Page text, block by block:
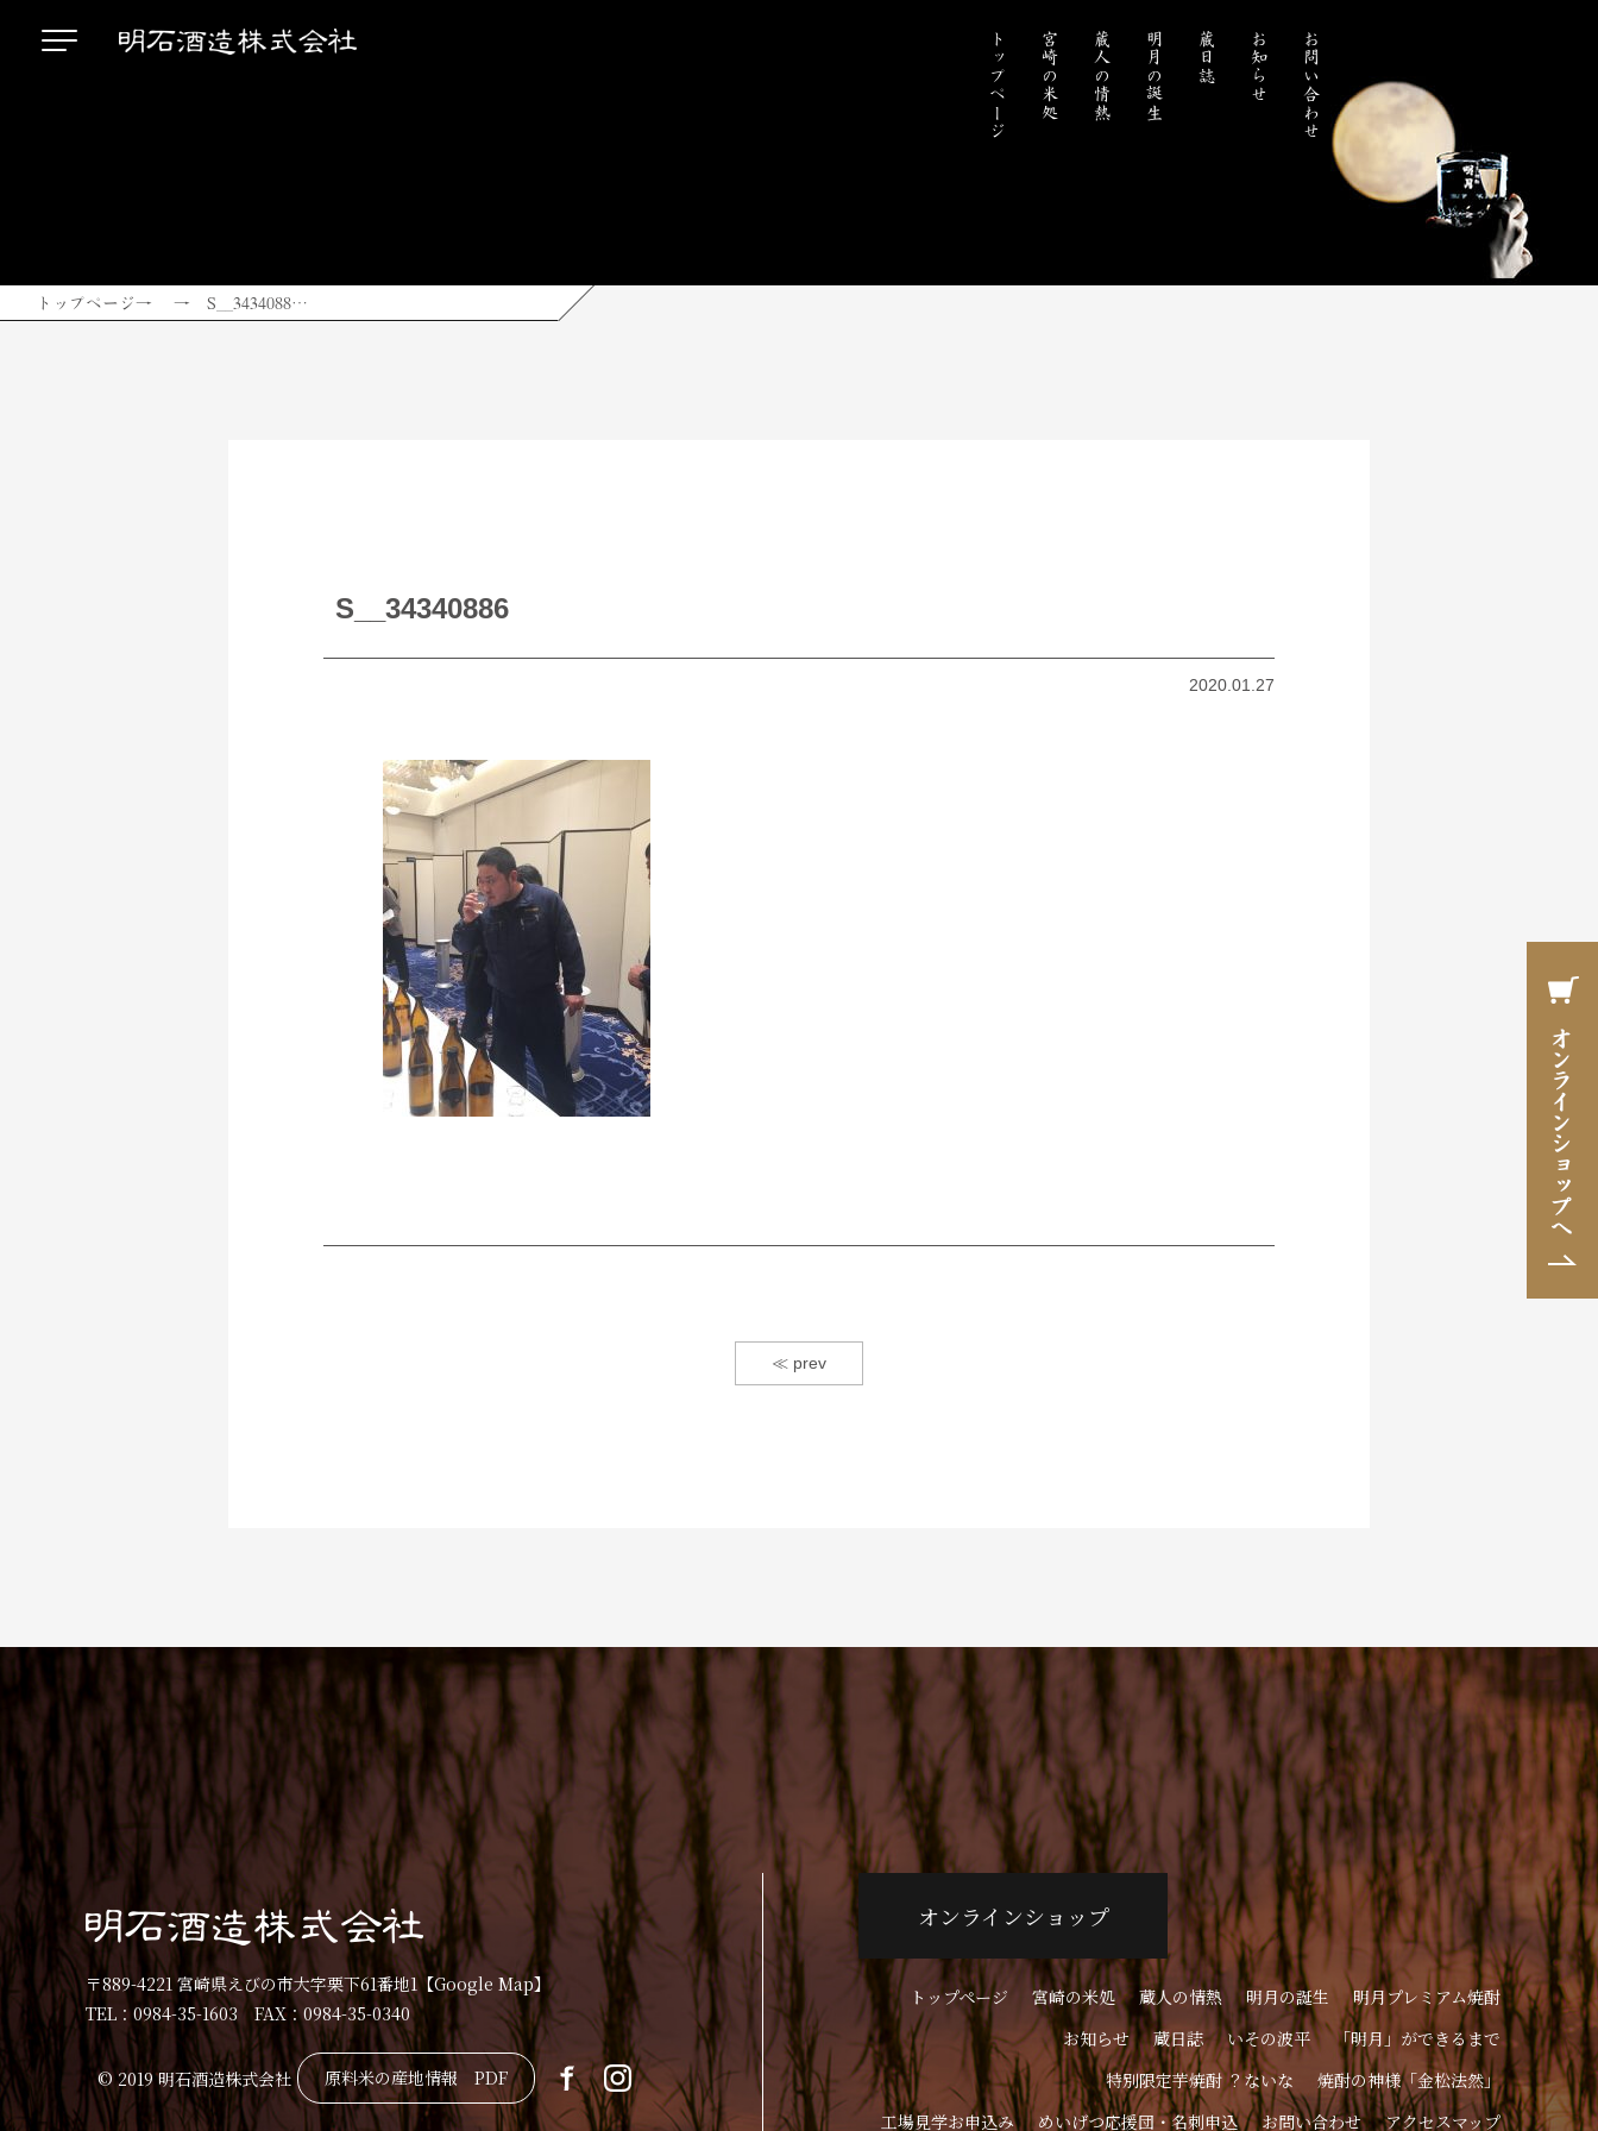
トップページ 宮崎の米処 蔵人の情熱 明月の誕生 蔵日誌 お知らせ お問い合わせ
トップページ→ → S__3434088…
S__34340886
2020.01.27
≪ prev
〒889-4221 宮崎県えびの市大字栗下61番地1【Google Map】
TEL：0984-35-1603 FAX：0984-35-0340
© 2019 明石酒造株式会社 原料米の産地情報 PDF
オンラインショップ
トップページ 宮崎の米処 蔵人の情熱 明月の誕生
明月プレミアム焼酎
お知らせ
蔵日誌 いその波平
「明月」ができるまで
特別限定芋焼酎 ？ないな
焼酎の神様「金松法然」
工場見学お申込み
めいげつ応援団・名刺申込 お問い合わせ アクセスマップ